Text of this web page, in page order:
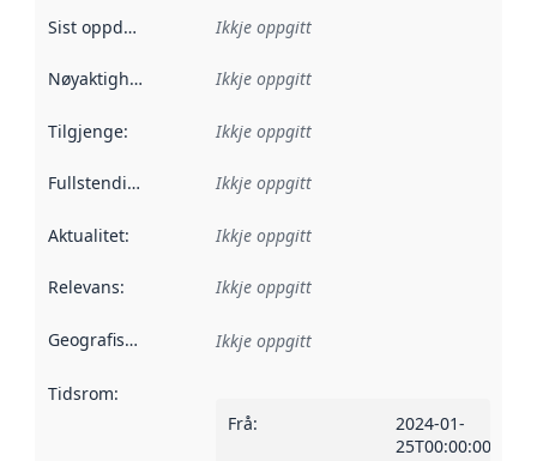
Sist oppdatert Ikkje oppgitt
Nøyaktigheit Ikkje oppgitt
Tilgjenge: Ikkje oppgitt
Fullstendigheit Ikkje oppgitt
Aktualitet: Ikkje oppgitt
Relevans: Ikkje oppgitt
Geografisk område Ikkje oppgitt
Tidsrom:
Frå:
2024-01-
25T00:00:00Z